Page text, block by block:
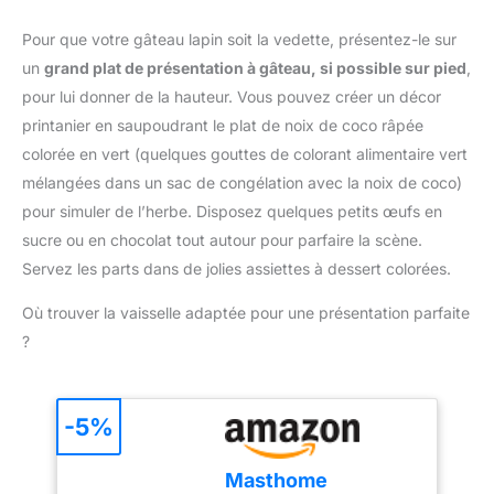
peut être facilement
éjecté en appuyant sur le
moule avec vos doigts.
Facile à nettoyer, rincez
directement à l'eau ou
mettez-le au lave-
vaisselle. 【Matériaux de
Qualité】- Fabriqués à
100% en silicone de
qualité alimentaire, non
toxique, sans BPA, sans
moules sont flexibles et
donc les utiliser en toute
confiance.
【Performance Stable】-
Peut être utilisé de
manière stable dans des
desserts créatifs, ce
moule rend possible
toutes vos idées de
cuisine Résistance à la
température : du froid
glacial de -40 °C à +200
°C, ce moule résiste aux
est donc parfait pour
toutes les cuisines
Nettoyage facile : facile à
vaisselle, passe
Pour que votre gâteau lapin soit la vedette, présentez-le sur
un grand plat de présentation à gâteau, si possible sur pied
pour lui donner de la hauteur. Vous pouvez créer un décor
printanier en saupoudrant le plat de noix de coco râpée
colorée en vert (quelques gouttes de colorant alimentaire vert
mélangées dans un sac de congélation avec la noix de coco)
pour simuler de l’herbe. Disposez quelques petits œufs en
sucre ou en chocolat tout autour pour parfaire la scène.
Servez les parts dans de jolies assiettes à dessert colorées.
Où trouver la vaisselle adaptée pour une présentation parfaite
?
Masthome
-5%